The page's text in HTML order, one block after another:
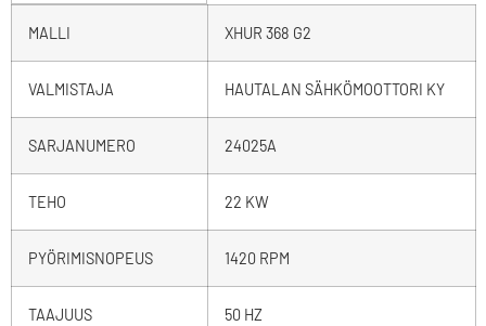
MALLI XHUR 368 G2
VALMISTAJA HAUTALAN SÄHKÖMOOTTORI KY
SARJANUMERO 24025A
TEHO 22 KW
PYÖRIMISNOPEUS 1420 RPM
TAAJUUS 50 HZ